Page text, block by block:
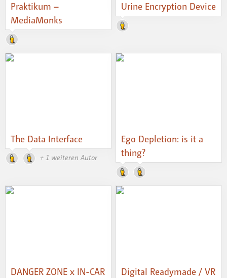
Praktikum –
MediaMonks
Urine Encryption Device
The Data Interface
+ 1 weiteren Autor
Ego Depletion: is it a
thing?
DANGER ZONE x IN-CAR
Digital Readymade / VR